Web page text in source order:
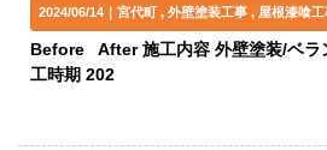
2024/06/14｜宮代町 外壁塗装工事 屋根漆喰工
Before After 施工内容 外壁塗装/ベラ
工時期 202